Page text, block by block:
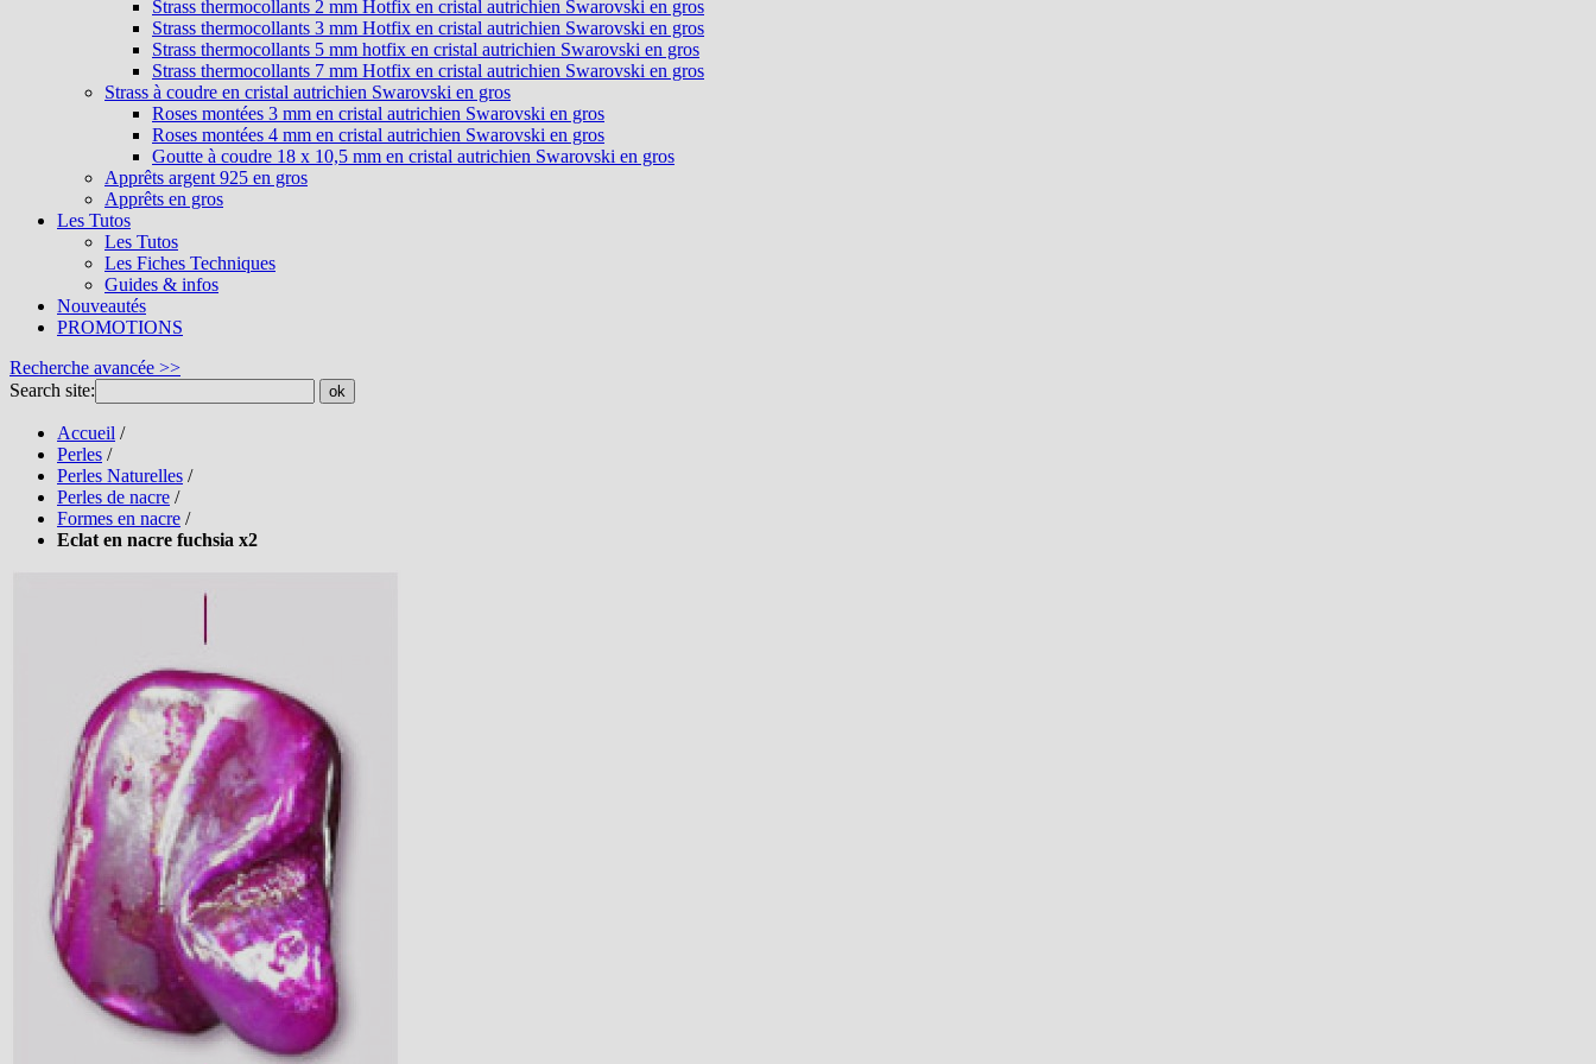
Strass thermocollants 2 mm Hotfix en cristal autrichien Swarovski en gros
Strass thermocollants 3 mm Hotfix en cristal autrichien Swarovski en gros
Strass thermocollants 5 mm hotfix en cristal autrichien Swarovski en gros
Strass thermocollants 7 mm Hotfix en cristal autrichien Swarovski en gros
Strass à coudre en cristal autrichien Swarovski en gros
Roses montées 3 mm en cristal autrichien Swarovski en gros
Roses montées 4 mm en cristal autrichien Swarovski en gros
Goutte à coudre 18 x 10,5 mm en cristal autrichien Swarovski en gros
Apprêts argent 925 en gros
Apprêts en gros
Les Tutos
Les Tutos
Les Fiches Techniques
Guides & infos
Nouveautés
PROMOTIONS
Recherche avancée >>
Search site:
ok
Accueil /
Perles /
Perles Naturelles /
Perles de nacre /
Formes en nacre /
Eclat en nacre fuchsia x2